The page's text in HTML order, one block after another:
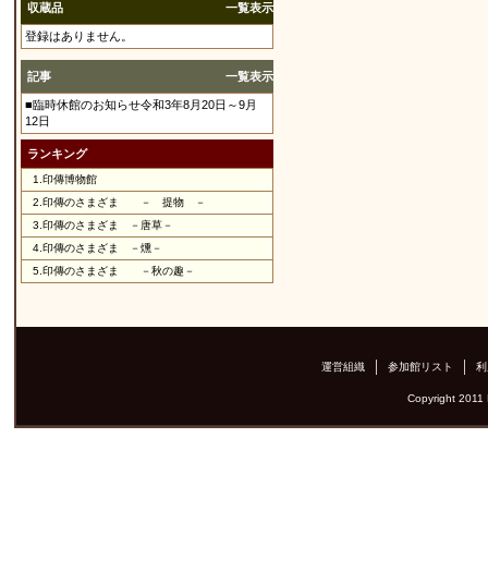
収蔵品 一覧表示
登録はありません。
記事 一覧表示
■臨時休館のお知らせ令和3年8月20日～9月
12日
ランキング
1. 印傳博物館
2. 印傳のさまざま － 提物 －
3. 印傳のさまざま －唐草－
4. 印傳のさまざま －燻－
5. 印傳のさまざま －秋の趣－
運営組織 参加館リスト
Copyright 2011